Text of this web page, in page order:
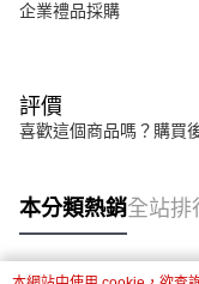
企業禮品採購
評價
喜歡這個商品嗎？購買
本分類熱銷全站排